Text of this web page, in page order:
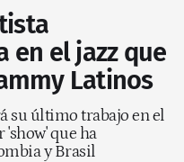
en el jazz que
Latinos
su último trabajo en el
que ha
y Brasil